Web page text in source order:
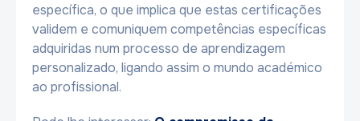
específica, o que implica que estas certificações
validem e comuniquem competências específicas
adquiridas num processo de aprendizagem
personalizado, ligando assim o mundo académico
ao profissional.